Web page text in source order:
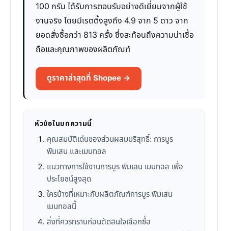
100 กรัม ได้รับการตอบรับอย่างดีเยี่ยมจากผู้ใช้
งานจริง โดยมีเรตติ้งสูงถึง 4.9 จาก 5 ดาว จาก
ยอดสั่งซื้อกว่า 813 ครั้ง ซึ่งสะท้อนถึงความน่าเชื่อ
ถือและคุณภาพของผลิตภัณฑ์
ดูราคาล่าสุดที่ Shopee →
หัวข้อในบทความนี้
คุณสมบัติเด่นของส่วนผสมบริสุทธิ์: การบูร
พิมเสน และเมนทอล
แนวทางการใช้งานการบูร พิมเสน เมนทอล เพื่อ
ประโยชน์สูงสุด
ใครบ้างที่เหมาะกับผลิตภัณฑ์การบูร พิมเสน
เมนทอลนี้
สิ่งที่ควรทราบก่อนตัดสินใจเลือกซื้อ